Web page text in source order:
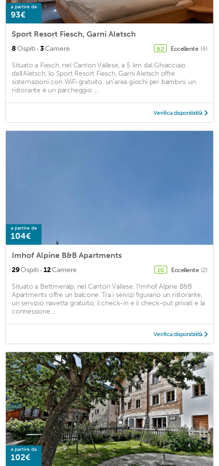
a partire da
93€
Sport Resort Fiesch, Garni Aletsch
8Ospiti · 3Camere 9,2 Eccellente (4)
Situato a Fiesch, nel Canton Vallese, a 5 km dal Ghiacciaio
dell'Aletsch, lo Sport Resort Fiesch, Garni Aletsch offre
sistemazioni con WiFi gratuito, un'area giochi per bambini, un
ristorante e un parcheggio ...
Verifica disponibilità
a partire da
104€
Imhof Alpine B&B Apartments
29Ospiti · 12Camere 10 Eccellente (2)
Situato a Bettmeralp, nel Canton Vallese, l'Imhof Alpine B&B
Apartments offre un balcone. Tra i servizi figurano un ristorante,
un servizio navetta gratuito, il check-in e il check-out privati ​​e la
connessione ...
Verifica disponibilità
a partire da
102€